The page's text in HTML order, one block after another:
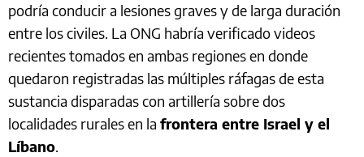
podría conducir a lesiones graves y de larga duración
entre los civiles. La ONG habría verificado videos
recientes tomados en ambas regiones en donde
quedaron registradas las múltiples ráfagas de esta
sustancia disparadas con artillería sobre dos
localidades rurales en la frontera entre Israel y el
Líbano.